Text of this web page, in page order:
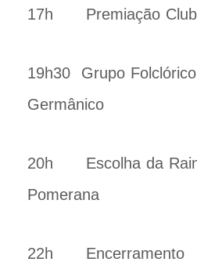
17h Premiação
19h30 Grupo
Germânico
20h Escolha da
Pomerana
22h Encerramento